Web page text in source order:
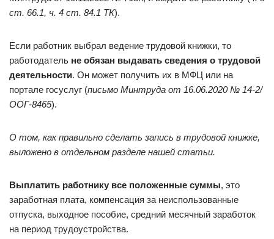
ст. 66.1, ч. 4 ст. 84.1 ТК).
Если работник выбрал ведение трудовой книжки, то
работодатель не обязан выдавать сведения о трудовой
деятельности. Он может получить их в МФЦ или на
портале госуслуг (письмо Минтруда от 16.06.2020 № 14-2/
ООГ-8465).
О том, как правильно сделать запись в трудовой книжке,
выложено в отдельном разделе нашей статьи.
Выплатить работнику все положенные суммы, это
заработная плата, компенсация за неиспользованные
отпуска, выходное пособие, средний месячный заработок
на период трудоустройства.